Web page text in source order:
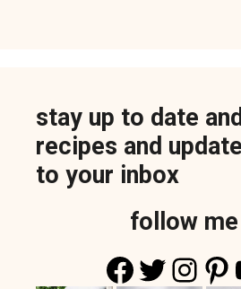
stay up to date
recipes and
to your inbox
follow
Twitter